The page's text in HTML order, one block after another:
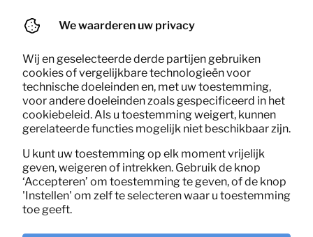
We waarderen uw privacy
Wij en geselecteerde derde partijen gebruiken
cookies of vergelijkbare technologieën voor
technische doeleinden en, met uw toestemming,
voor andere doeleinden zoals gespecificeerd in het
cookiebeleid. Als u toestemming weigert, kunnen
gerelateerde functies mogelijk niet beschikbaar zijn.
U kunt uw toestemming op elk moment vrijelijk
geven, weigeren of intrekken. Gebruik de knop
‘Accepteren’ om toestemming te geven, of de knop
'Instellen' om zelf te selecteren waar u toestemming
toe geeft.